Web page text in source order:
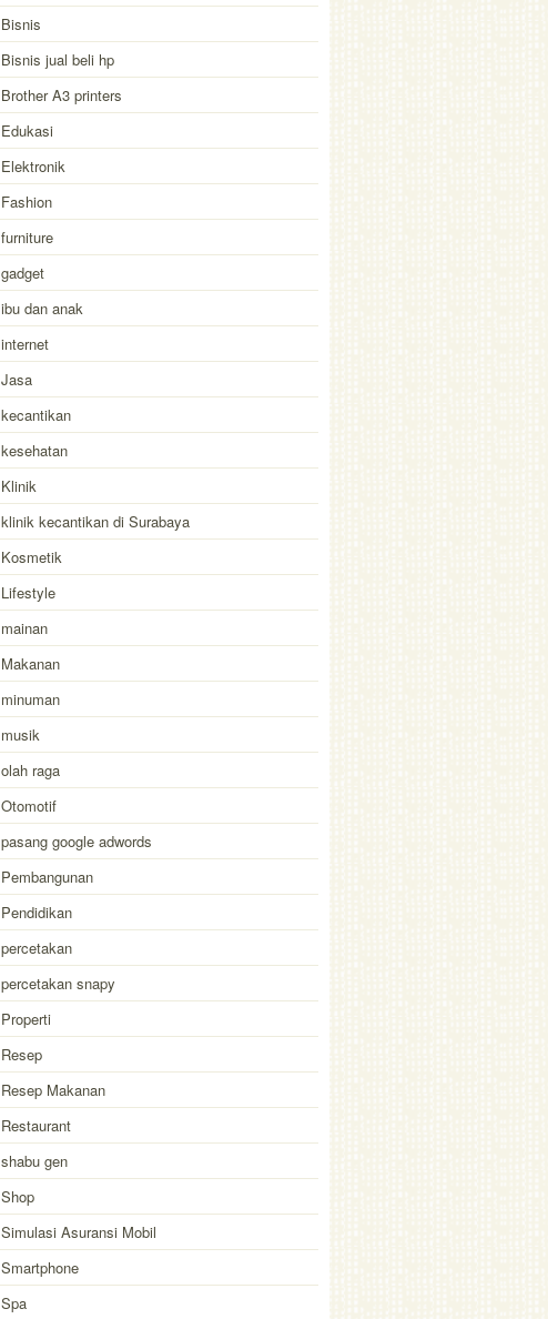
Bisnis
Bisnis jual beli hp
Brother A3 printers
Edukasi
Elektronik
Fashion
furniture
gadget
ibu dan anak
internet
Jasa
kecantikan
kesehatan
Klinik
klinik kecantikan di Surabaya
Kosmetik
Lifestyle
mainan
Makanan
minuman
musik
olah raga
Otomotif
pasang google adwords
Pembangunan
Pendidikan
percetakan
percetakan snapy
Properti
Resep
Resep Makanan
Restaurant
shabu gen
Shop
Simulasi Asuransi Mobil
Smartphone
Spa